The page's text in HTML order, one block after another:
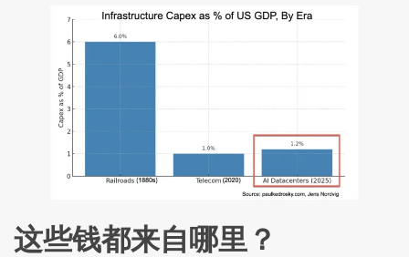
这些钱都来自哪里？